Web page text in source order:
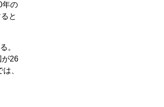
年の
と
。
が26
、